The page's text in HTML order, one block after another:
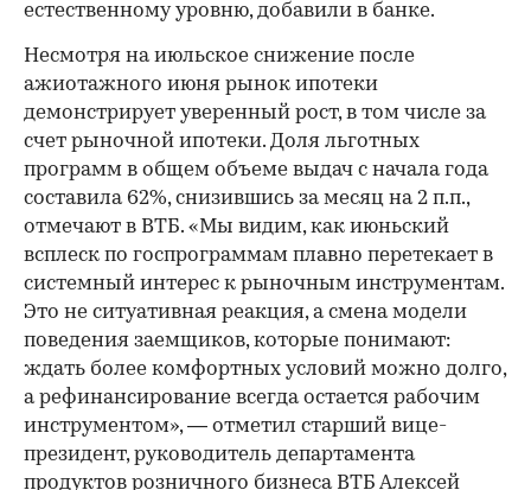
естественному уровню, добавили в банке.
Несмотря на июльское снижение после
ажиотажного июня рынок ипотеки
демонстрирует уверенный рост, в том числе за
счет рыночной ипотеки. Доля льготных
программ в общем объеме выдач с начала года
составила 62%, снизившись за месяц на 2 п.п.,
отмечают в ВТБ. «Мы видим, как июньский
всплеск по госпрограммам плавно перетекает в
системный интерес к рыночным инструментам.
Это не ситуативная реакция, а смена модели
поведения заемщиков, которые понимают:
ждать более комфортных условий можно долго,
а рефинансирование всегда остается рабочим
инструментом», — отметил старший вице-
президент, руководитель департамента
продуктов розничного бизнеса ВТБ Алексей